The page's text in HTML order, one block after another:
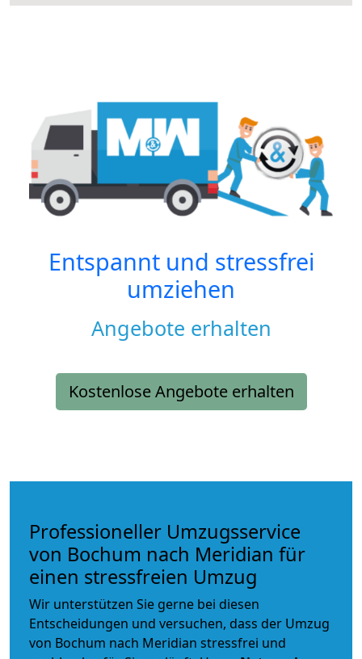
Entspannt und stressfrei
umziehen
Angebote erhalten
Kostenlose Angebote erhalten
Professioneller Umzugsservice
von Bochum nach Meridian für
einen stressfreien Umzug
Wir unterstützen Sie gerne bei diesen
Entscheidungen und versuchen, dass der Umzug
von Bochum nach Meridian stressfrei und